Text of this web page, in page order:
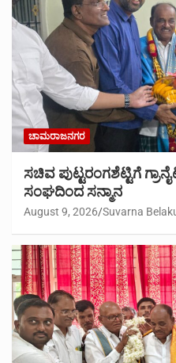
ಚಾಮರಾಜನಗರ
ಸಚಿವ ಪುಟ್ಟರಂಗಶೆಟ್ಟಿಗೆ
ಸಂಘದಿಂದ ಸನ್ಮಾನ
August 9, 2026 Suvarna